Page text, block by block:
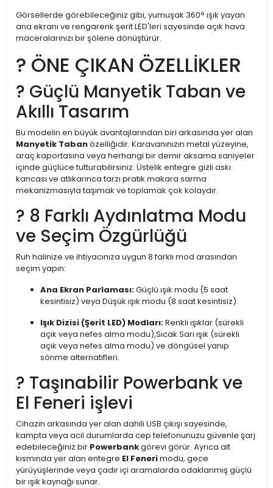
Görsellerde görebileceğiniz gibi, yumuşak 360° ışık yayan
ana ekranı ve rengarenk şerit LED'leri sayesinde açık hava
maceralarınızı bir şölene dönüştürür.
? ÖNE ÇIKAN ÖZELLİKLER
? Güçlü Manyetik Taban ve
Akıllı Tasarım
Bu modelin en büyük avantajlarından biri arkasında yer alan
Manyetik Tabanözelliğidir. Karavanınızın metal yüzeyine,
araç kaportasına veya herhangi bir demir aksama saniyeler
içinde güçlüce tutturabilirsiniz. Üstelik entegre gizli askı
kancası ve atlıkarınca tarzı pratik makara sarma
mekanizmasıyla taşımak ve toplamak çok kolaydır.
? 8 Farklı Aydınlatma Modu
ve Seçim Özgürlüğü
Ruh halinize ve ihtiyacınıza uygun 8 farklı mod arasından
seçim yapın:
Ana Ekran Parlaması:Güçlü ışık modu (5 saat
kesintisiz) veya Düşük ışık modu (8 saat kesintisiz).
Işık Dizisi (Şerit LED) Modları:Renkli ışıklar (sürekli
açık veya nefes alma modu),Sıcak Sarı ışık (sürekli
açık veya nefes alma modu) ve döngüsel yanıp
sönme alternatifleri.
? Taşınabilir Powerbank ve
El Feneri işlevi
Cihazın arkasında yer alan dahili USB çıkışı sayesinde,
kampta veya acil durumlarda cep telefonunuzu güvenle şarj
edebileceğiniz bir Powerbankgörevi görür. Ayrıca alt
kısmında yer alan entegre El Fenerimodu, gece
yürüyüşlerinde veya çadır içi aramalarda odaklanmış güçlü
bir ışık kaynağı sunar.